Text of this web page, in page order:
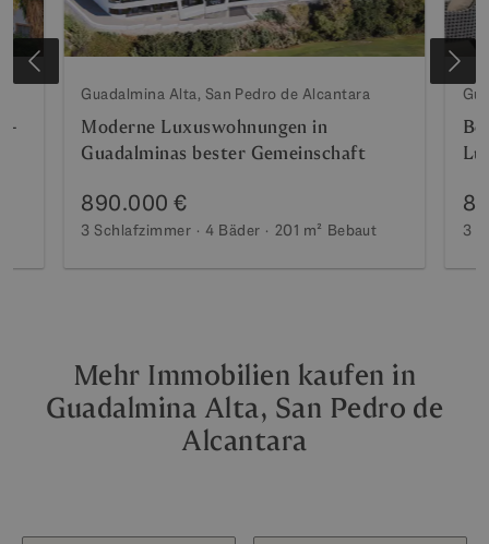
Guadalmina Alta, San Pedro de Alcantara
Moderne Luxuswohnungen in
Guadalminas bester Gemeinschaft
890.000 €
3 Schlafzimmer 4 Bäder 201 m² Bebaut 3
Mehr Immobilien kaufen in
Guadalmina Alta, San Pedro de
Alcantara